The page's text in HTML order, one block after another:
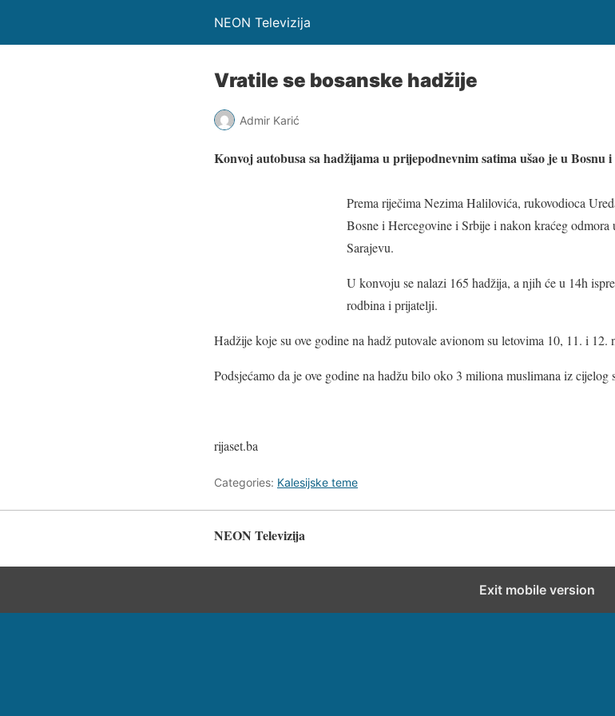
NEON Televizija
Vratile se bosanske hadžije
Admir Karić
Konvoj autobusa sa hadžijama u prijepodnevnim satima ušao je u Bosnu
Prema riječima Nezima Halilovića, rukovodioca
Bosne i Hercegovine i Srbije i nakon kraćeg
Sarajevu.
U konvoju se nalazi 165 hadžija, a njih će u 14h
rodbina i prijatelji.
Hadžije koje su ove godine na hadž putovale avionom su letovima 10, 11. i
Podsjećamo da je ove godine na hadžu bilo oko 3 miliona muslimana iz
rijaset.ba
Categories: Kalesijske teme
NEON Televizija
Exit mobile version